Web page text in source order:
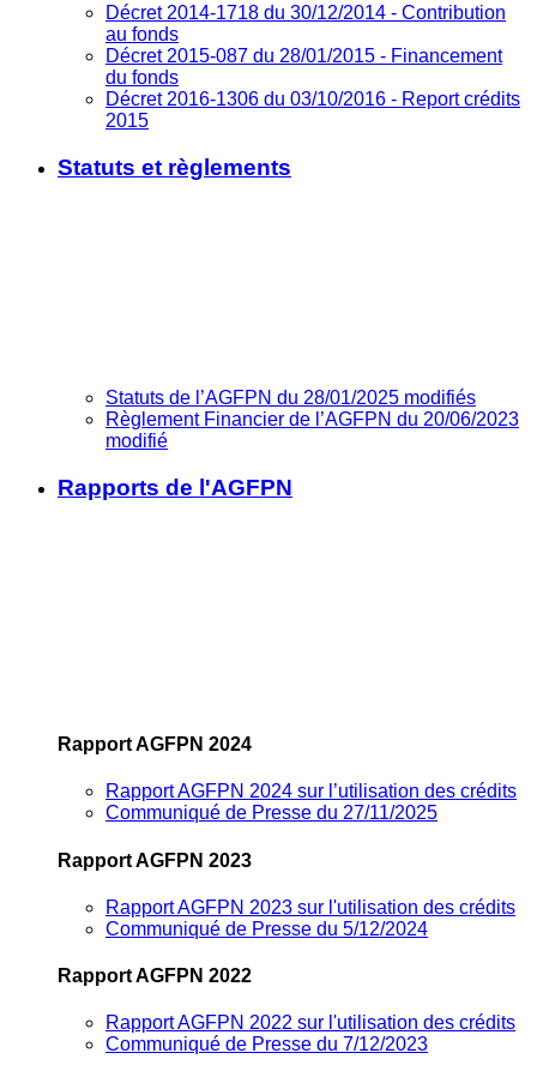
Décret 2014-1718 du 30/12/2014 - Contribution
au fonds
Décret 2015-087 du 28/01/2015 - Financement
du fonds
Décret 2016-1306 du 03/10/2016 - Report crédits
2015
Statuts et règlements
Statuts de l’AGFPN du 28/01/2025 modifiés
Règlement Financier de l’AGFPN du 20/06/2023
modifié
Rapports de l'AGFPN
Rapport AGFPN 2024
Rapport AGFPN 2024 sur l’utilisation des crédits
Communiqué de Presse du 27/11/2025
Rapport AGFPN 2023
Rapport AGFPN 2023 sur l'utilisation des crédits
Communiqué de Presse du 5/12/2024
Rapport AGFPN 2022
Rapport AGFPN 2022 sur l'utilisation des crédits
Communiqué de Presse du 7/12/2023